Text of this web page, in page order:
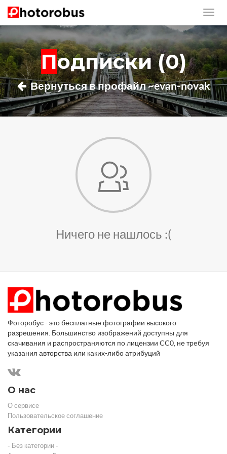
Подписки (0)
Вернуться в профайл ~evan-novak
Ничего не нашлось :(
Фоторобус - это бесплатные фотографии высокого
разрешения. Большинство изображений доступны для
скачивания и распространяются по лицензии CC0, не требуя
указания авторства или каких-либо атрибуций
О нас
О сервисе
Пользовательское соглашение
Категории
- Без категории -